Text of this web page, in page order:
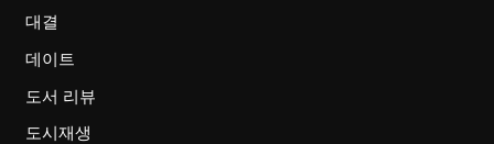
대결
데이트
도서 리뷰
도시재생